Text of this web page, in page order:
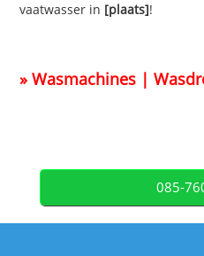
vaatwasser in [plaats]!
» Wasmachines |
085-